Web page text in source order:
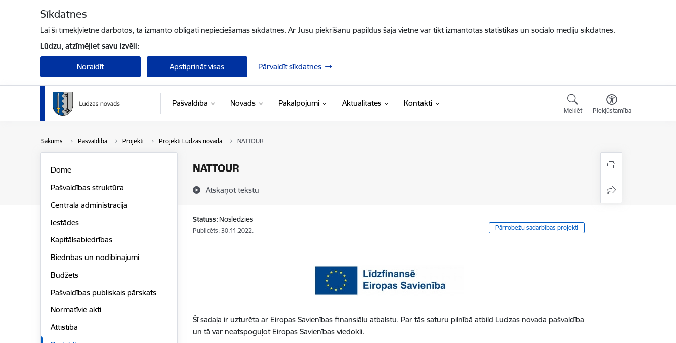
Sīkdatnes
Lai šī tīmekļvietne darbotos, tā izmanto obligāti nepieciešamās sīkdatnes. Ar Jūsu piekrišanu papildus šajā vietnē var tikt izmantotas statistikas un sociālo mediju sīkdatnes.
Lūdzu, atzīmējiet savu izvēli:
Noraidīt Apstiprināt visas Pārvaldīt sīkdatnes
Pašvaldība Novads Pakalpojumi Aktualitātes Kontakti
Meklēt Piekļūstamība
Sākums Pašvaldība Projekti Projekti Ludzas novadā NATTOUR
NATTOUR
Atskaņot tekstu
Dome
Pašvaldības struktūra
Centrālā administrācija
Iestādes
Kapitālsabiedrības
Biedrības un nodibinājumi
Budžets
Pašvaldības publiskais pārskats
Normatīvie akti
Attīstība
Statuss: Noslēdzies
Publicēts: 30.11.2022. Pārrobežu sadarbības projekti
Šī sadaļa ir uzturēta ar Eiropas Savienības finansiālu atbalstu. Par tās saturu pilnībā atbild Ludzas novada pašvaldība
un tā var neatspoguļot Eiropas Savienības viedokli.